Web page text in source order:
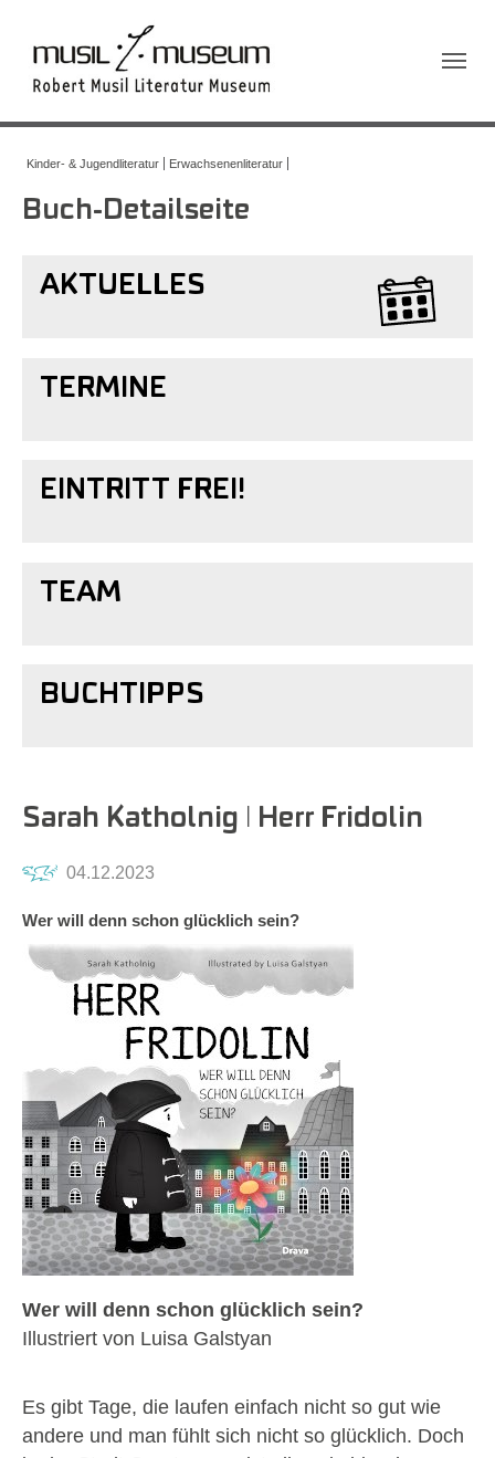
Kinder- & Jugendliteratur Erwachsenenliteratur
Buch-Detailseite
AKTUELLES
TERMINE
EINTRITT FREI!
TEAM
BUCHTIPPS
Sarah Katholnig ǀ Herr Fridolin
04.12.2023
Wer will denn schon glücklich sein?
Wer will denn schon glücklich sein?
Illustriert von Luisa Galstyan
Es gibt Tage, die laufen einfach nicht so gut wie
andere und man fühlt sich nicht so glücklich. Doch